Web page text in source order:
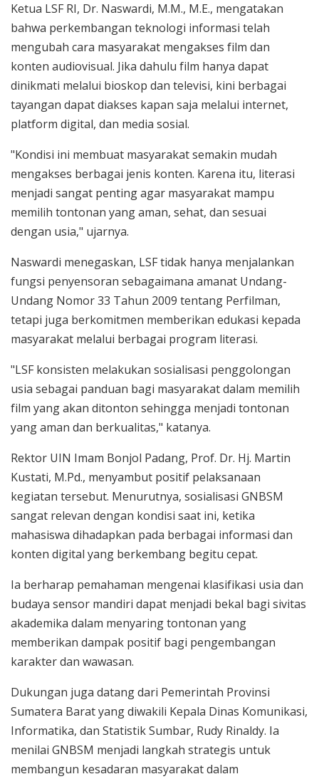
Ketua LSF RI, Dr. Naswardi, M.M., M.E., mengatakan
bahwa perkembangan teknologi informasi telah
mengubah cara masyarakat mengakses film dan
konten audiovisual. Jika dahulu film hanya dapat
dinikmati melalui bioskop dan televisi, kini berbagai
tayangan dapat diakses kapan saja melalui internet,
platform digital, dan media sosial.
"Kondisi ini membuat masyarakat semakin mudah
mengakses berbagai jenis konten. Karena itu, literasi
menjadi sangat penting agar masyarakat mampu
memilih tontonan yang aman, sehat, dan sesuai
dengan usia," ujarnya.
Naswardi menegaskan, LSF tidak hanya menjalankan
fungsi penyensoran sebagaimana amanat Undang-
Undang Nomor 33 Tahun 2009 tentang Perfilman,
tetapi juga berkomitmen memberikan edukasi kepada
masyarakat melalui berbagai program literasi.
"LSF konsisten melakukan sosialisasi penggolongan
usia sebagai panduan bagi masyarakat dalam memilih
film yang akan ditonton sehingga menjadi tontonan
yang aman dan berkualitas," katanya.
Rektor UIN Imam Bonjol Padang, Prof. Dr. Hj. Martin
Kustati, M.Pd., menyambut positif pelaksanaan
kegiatan tersebut. Menurutnya, sosialisasi GNBSM
sangat relevan dengan kondisi saat ini, ketika
mahasiswa dihadapkan pada berbagai informasi dan
konten digital yang berkembang begitu cepat.
Ia berharap pemahaman mengenai klasifikasi usia dan
budaya sensor mandiri dapat menjadi bekal bagi sivitas
akademika dalam menyaring tontonan yang
memberikan dampak positif bagi pengembangan
karakter dan wawasan.
Dukungan juga datang dari Pemerintah Provinsi
Sumatera Barat yang diwakili Kepala Dinas Komunikasi,
Informatika, dan Statistik Sumbar, Rudy Rinaldy. Ia
menilai GNBSM menjadi langkah strategis untuk
membangun kesadaran masyarakat dalam